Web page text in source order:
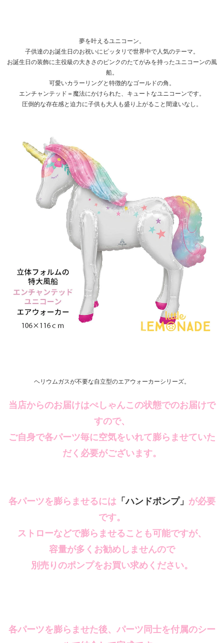
夢を叶えるユニコーン。
子供達のお誕生日のお祝いにピッタリで世界中で人気のテーマ。
お誕生日の装飾に主役級の大きさのピンクのたてがみを持ったユニコーンの風
船。
可愛いカラーリングと特徴的なゴールドの角。
エンチャンテッド＝魔法にかけられた、キュートなユニコーンです。
圧倒的な存在感と迫力に子供も大人も盛り上がること間違いなし。
ヘリウムガスが不要な自立型のエアウォーカーシリーズ。
当店からのお届けはぺしゃんこの状態でのお届けで
すので、
ご自身で各パーツ毎に空気をいれて膨らませていた
だく必要がございます。
各パーツを膨らませるには 「ハンドポンプ」 が必要
です。
ストローなどで膨らませることも可能ですが、
容量が多くお勧めしませんので
別売りのポンプをお買い求めください。
各パーツを膨らませた後、パーツ同士を付属のシー